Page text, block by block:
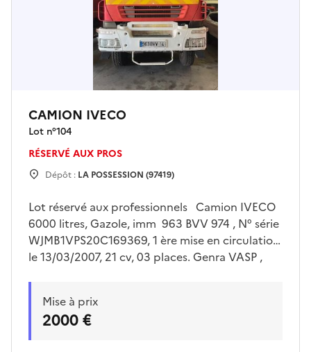
CAMION IVECO
Lot n°104
RÉSERVÉ AUX PROS
Dépôt : LA POSSESSION (97419)
Lot réservé aux professionnels Camion IVECO
6000 litres, Gazole, imm 963 BVV 974 , N° série
WJMB1VPS20C169369, 1 ère mise en circulation
le 13/03/2007, 21 cv, 03 places. Genra VASP ,
l'acquéreur et sur rendez vous
Mise à prix
2000 €